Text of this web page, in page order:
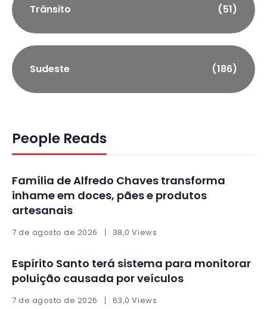
Trânsito (51)
Sudeste (186)
People Reads
Família de Alfredo Chaves transforma
inhame em doces, pães e produtos
artesanais
7 de agosto de 2026 38,0 Views
Espírito Santo terá sistema para monitorar
poluição causada por veículos
7 de agosto de 2026 63,0 Views